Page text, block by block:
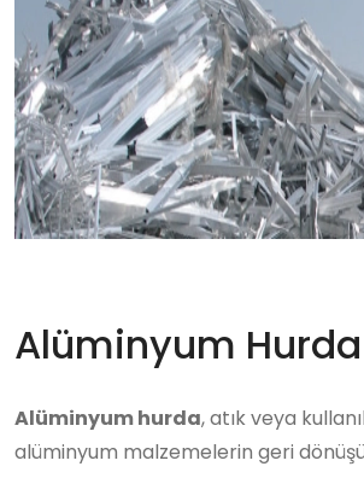
Alüminyum
Alüminyum hurda, atık veya
alüminyum malzemelerin geri